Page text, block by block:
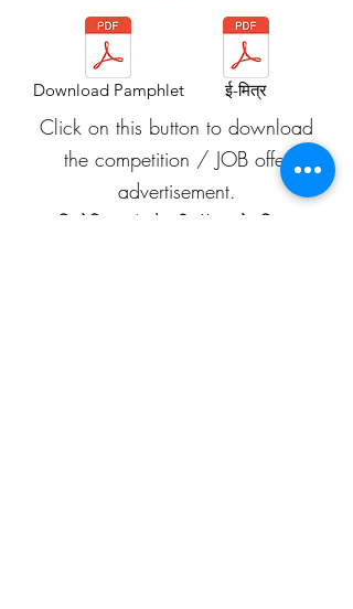
Download Pamphlet ई-मित्र
Click on this button to download
the competition / JOB offer
advertisement.
प्रतियोगिता / नौकरी-ऑफ़र के विज्ञापन